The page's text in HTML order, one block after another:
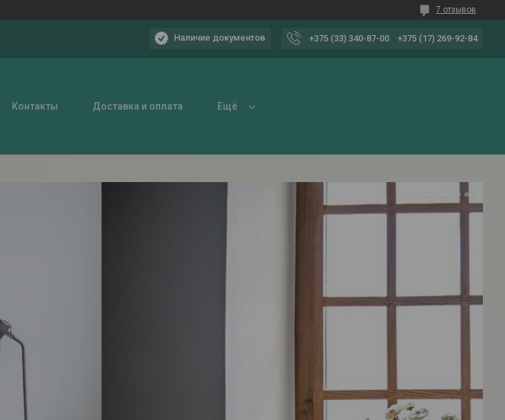
7 отзывов
Наличие документов +375 (33) 340-87-00 +375 (17) 269-92-84
Контакты Доставка и оплата Ещё